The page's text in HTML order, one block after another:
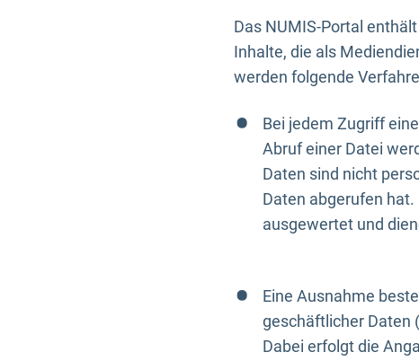
Das NUMIS-Portal
Inhalte, die als
werden folgende
Bei jedem Zugriff
Abruf einer Datei
Daten sind nicht
Daten abgerufen
ausgewertet und
Eine Ausnahme
geschäftlicher Daten
Dabei erfolgt die